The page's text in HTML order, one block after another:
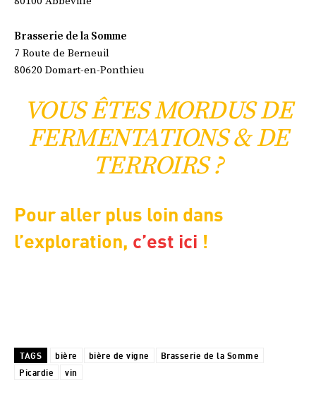
Brasserie de la Somme
7 Route de Berneuil
80620 Domart-en-Ponthieu
VOUS ÊTES MORDUS DE
FERMENTATIONS & DE
TERROIRS ?
Pour aller plus loin dans
l’exploration, c’est ici !
TAGS bière bière de vigne
Brasserie de la Somme
Picardie
vin